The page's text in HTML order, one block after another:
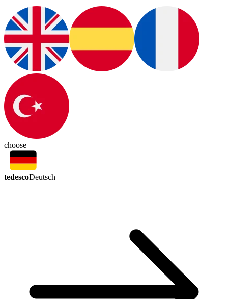
choose
tedescoDeutsch